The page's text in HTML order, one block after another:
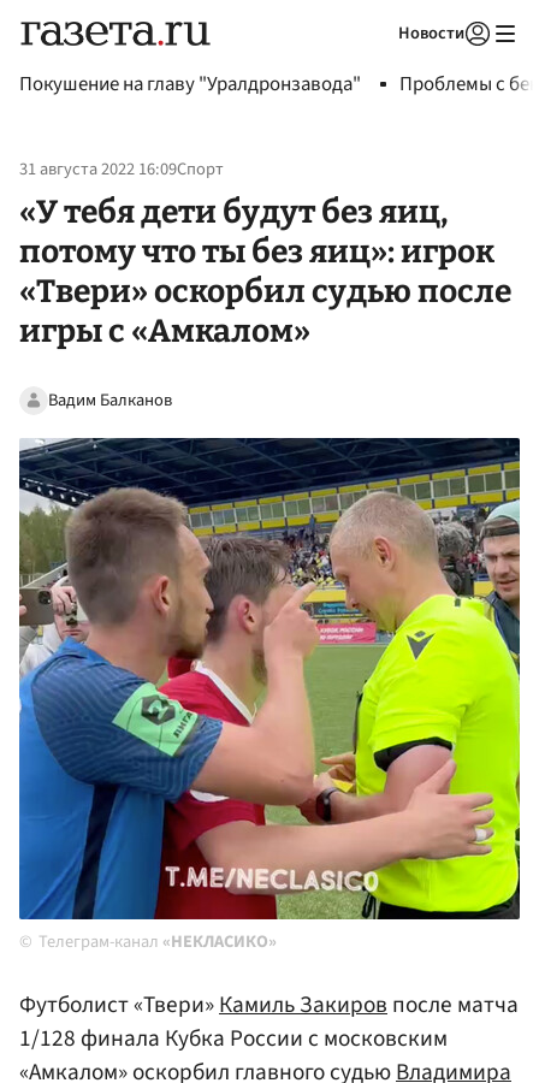
Новости
Покушение на главу "Уралдронзавода" Проблемы с
31 августа 2022 16:09Спорт
«У тебя дети будут без яиц,
потому что ты без яиц»: игрок
«Твери» оскорбил судью после
игры с «Амкалом»
Вадим Балканов
Телеграм-канал «НЕКЛАСИКО»
Футболист «Твери»Камиль Закировпосле матча
1/128 финала Кубка России с московским
«Амкалом» оскорбил главного судьюВладимира